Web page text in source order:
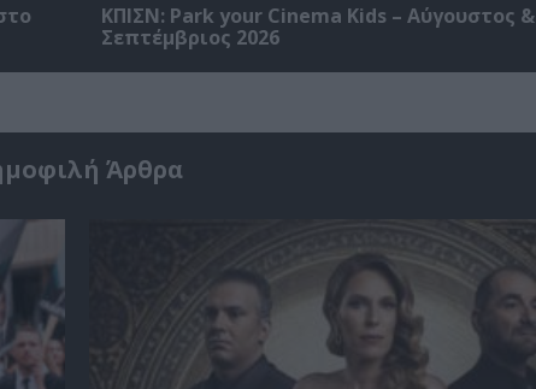
ΚΠΙΣΝ: Park your Cinema Kids – Αύγουστος &
Σεπτέμβριος 2026
Άρθρα